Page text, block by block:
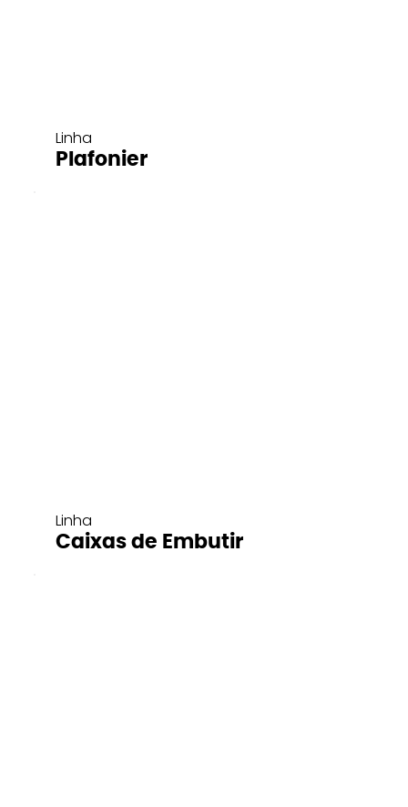
Linha
Plafonier
Linha
Caixas de Embutir